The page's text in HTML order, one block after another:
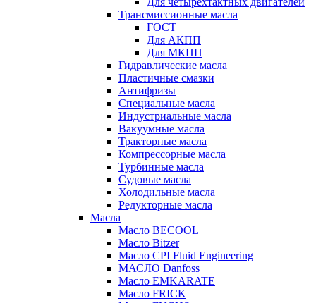
Трансмиссионные масла
ГОСТ
Для АКПП
Для МКПП
Гидравлические масла
Пластичные смазки
Антифризы
Специальные масла
Индустриальные масла
Вакуумные масла
Тракторные масла
Компрессорные масла
Турбинные масла
Судовые масла
Холодильные масла
Редукторные масла
Масла
Масло BECOOL
Масло Bitzer
Масло CPI Fluid Engineering
МАСЛО Danfoss
Масло EMKARATE
Масло FRICK